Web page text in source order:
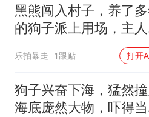
黑熊闯入村子，养了
的狗子派上用场，主人
乐拍暴走 1跟贴 打开
狗子兴奋下海，猛然
海底庞然大物，吓得当